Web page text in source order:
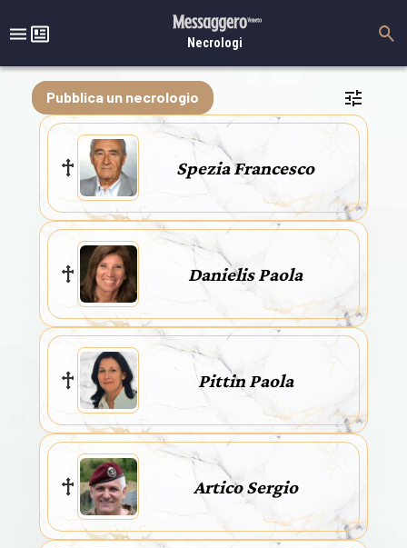
Necrologi
Pubblica un necrologio
Spezia Francesco
Danielis Paola
Pittin Paola
Artico Sergio